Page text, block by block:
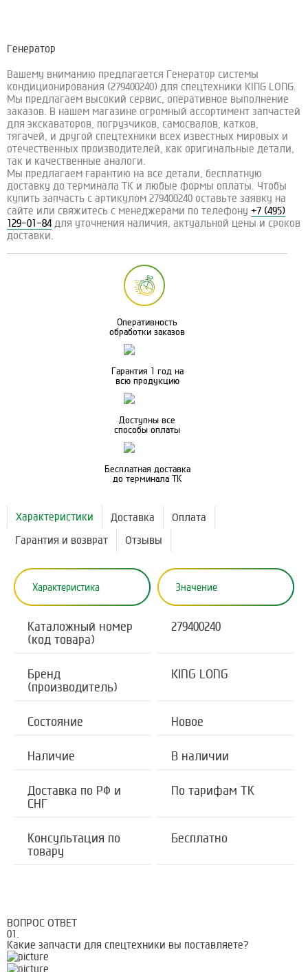
Генератор
Вашему вниманию предлагается Генератор системы
кондиционирования (279400240) для спецтехники KING LONG.
Мы предлагаем высокий сервис, оперативное выполнение
заказов. В нашем магазине огромный ассортимент запчастей
для экскаваторов, погрузчиков, самосвалов, катков,
тягачей, и другой спецтехники всех известных мировых и
отечественных производителей, как оригинальные детали,
так и качественные аналоги.
Мы предлагаем гарантию на все детали, бесплатную
доставку до терминала ТК и любые формы оплаты. Чтобы
купить запчасть с артикулом 279400240 оставьте заявку на
сайте или свяжитесь с менеджерами по телефону +7 (495)
129-01-84 для уточнения наличия, актуальной цены и сроков
доставки.
Оперативность
обработки заказов
Гарантия 1 год на
всю продукцию
Доступны все
способы оплаты
Бесплатная доставка
до терминала ТК
Характеристики Доставка
Оплата
Гарантия и возврат
Отзывы
Характеристика Значение
Каталожный номер
(код товара)
279400240
Бренд
(производитель)
KING LONG
Состояние Новое
Наличие В наличии
Доставка по РФ и
СНГ
По тарифам ТК
Консультация по
товару
Бесплатно
ВОПРОС ОТВЕТ
01.
Какие запчасти для спецтехники вы поставляете?